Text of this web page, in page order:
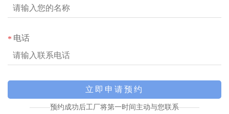
* 电话
预约成功后工厂将第一时间主动与您联系